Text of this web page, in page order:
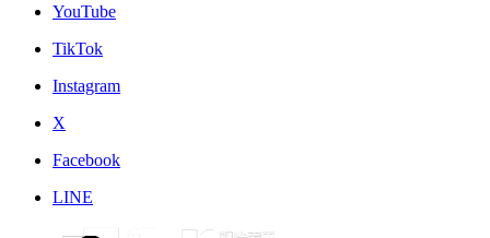
YouTube
TikTok
Instagram
X
Facebook
LINE